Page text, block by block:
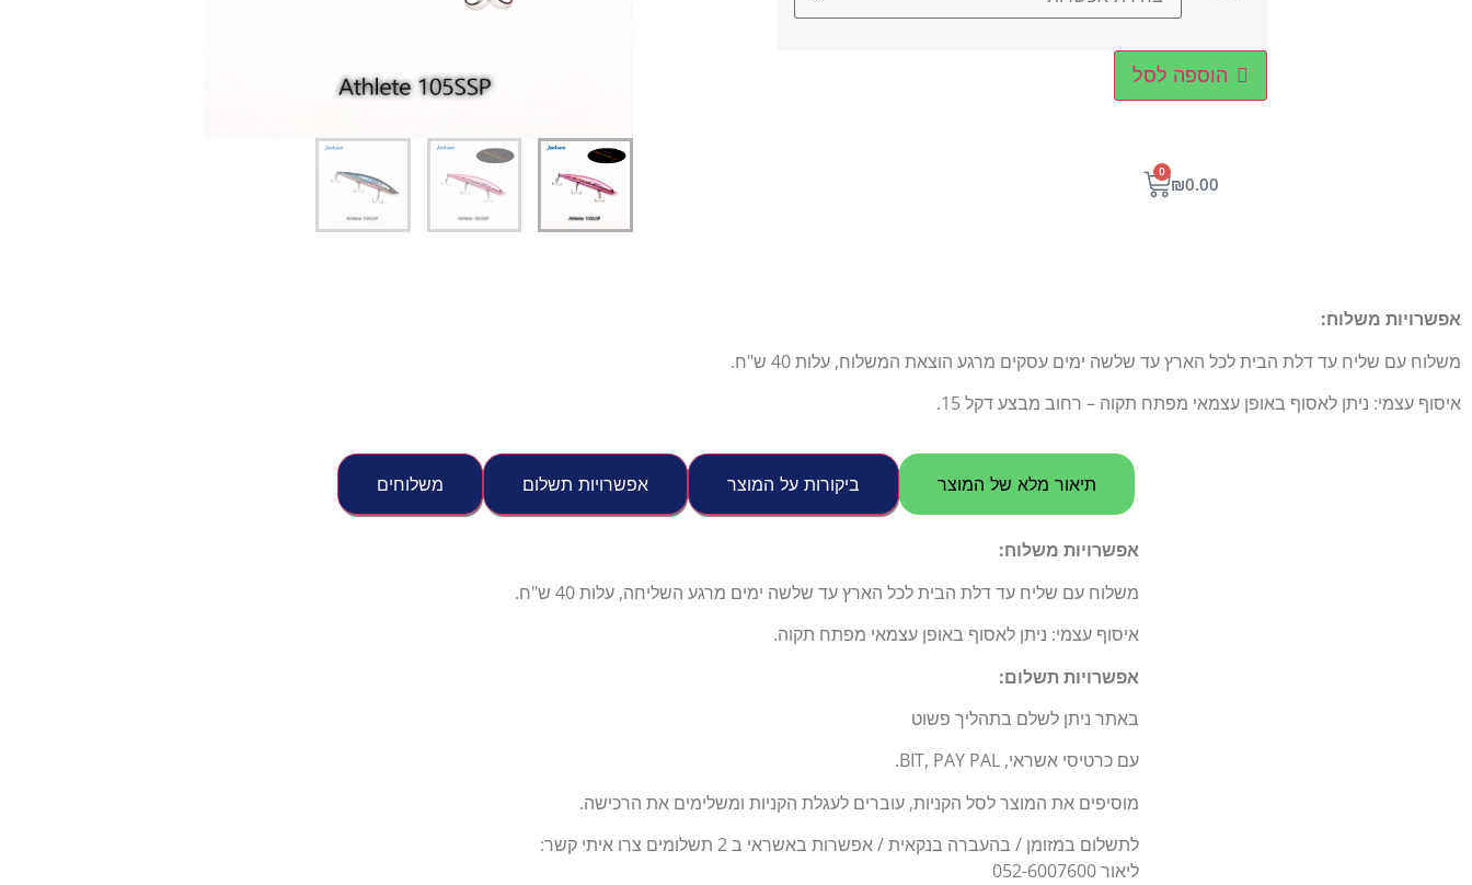
דיג – מאמרים בנושא דיג
הוספה לסל
₪0.00
0
אפשרויות משלוח:
משלוח עם שליח עד דלת הבית לכל הארץ עד שלשה ימים עסקים מרגע הוצאת המשלוח, עלות 40 ש"ח.
איסוף עצמי: ניתן לאסוף באופן עצמאי מפתח תקוה – רחוב מבצע דקל 15.
תיאור מלא של המוצר ביקורות על המוצר אפשרויות תשלום משלוחים
אפשרויות משלוח:
משלוח עם שליח עד דלת הבית לכל הארץ עד שלשה ימים מרגע השליחה, עלות 40 ש"ח.
איסוף עצמי: ניתן לאסוף באופן עצמאי מפתח תקוה.
אפשרויות תשלום:
באתר ניתן לשלם בתהליך פשוט
עם כרטיסי אשראי, BIT, PAY PAL.
מוסיפים את המוצר לסל הקניות, עוברים לעגלת הקניות ומשלימים את הרכישה.
לתשלום במזומן / בהעברה בנקאית / אפשרות באשראי ב 2 תשלומים צרו איתי קשר:
ליאור 052-6007600